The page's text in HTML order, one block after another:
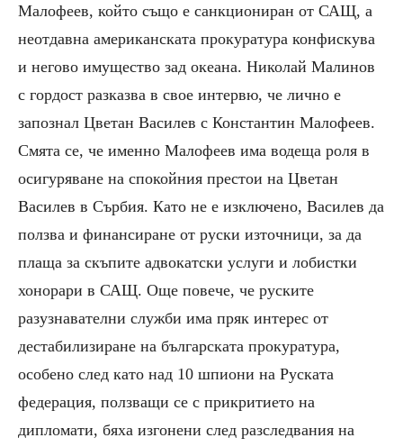
Малофеев, който също е санкциониран от САЩ, а
неотдавна американската прокуратура конфискува
и негово имущество зад океана. Николай Малинов
с гордост разказва в свое интервю, че лично е
запознал Цветан Василев с Константин Малофеев.
Смята се, че именно Малофеев има водеща роля в
осигуряване на спокойния престои на Цветан
Василев в Сърбия. Като не е изключено, Василев да
ползва и финансиране от руски източници, за да
плаща за скъпите адвокатски услуги и лобистки
хонорари в САЩ. Още повече, че руските
разузнавателни служби има пряк интерес от
дестабилизиране на българската прокуратура,
особено след като над 10 шпиони на Руската
федерация, ползващи се с прикритието на
дипломати, бяха изгонени след разследвания на